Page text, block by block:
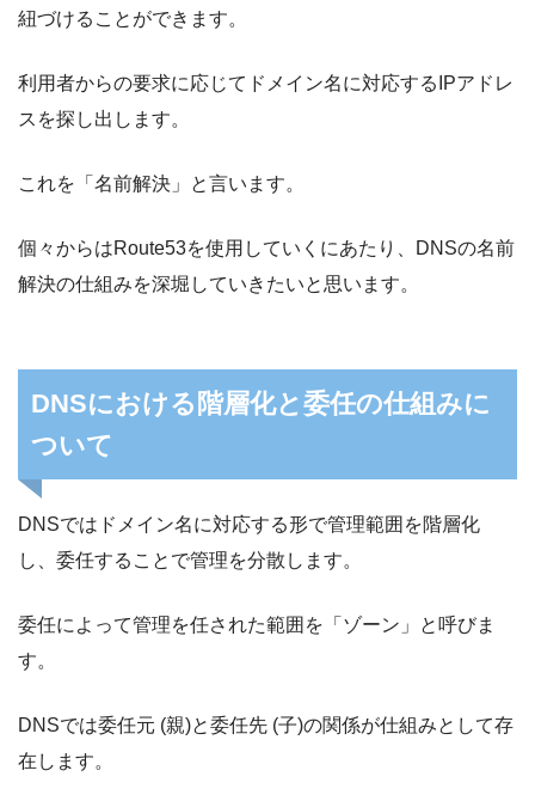
紐づけることができます。
利用者からの要求に応じてドメイン名に対応するIPアドレ
スを探し出します。
これを「名前解決」と言います。
個々からはRoute53を使用していくにあたり、DNSの名前
解決の仕組みを深堀していきたいと思います。
DNSにおける階層化と委任の仕組みに
ついて
DNSではドメイン名に対応する形で管理範囲を階層化
し、委任することで管理を分散します。
委任によって管理を任された範囲を「ゾーン」と呼びま
す。
DNSでは委任元 (親)と委任先 (子)の関係が仕組みとして存
在します。